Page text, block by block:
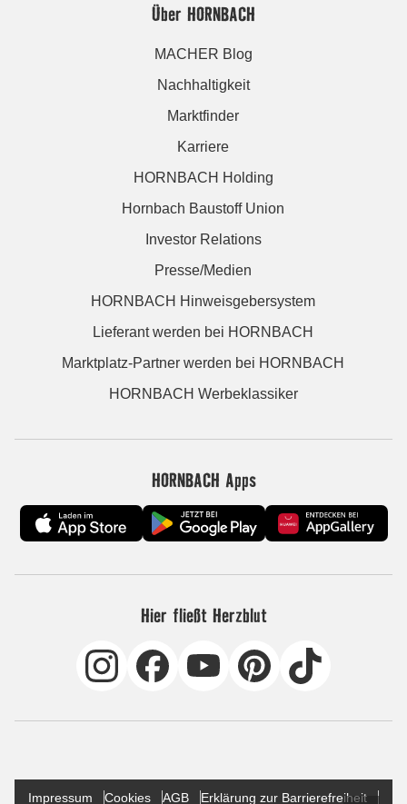
Über HORNBACH
MACHER Blog
Nachhaltigkeit
Marktfinder
Karriere
HORNBACH Holding
Hornbach Baustoff Union
Investor Relations
Presse/Medien
HORNBACH Hinweisgebersystem
Lieferant werden bei HORNBACH
Marktplatz-Partner werden bei HORNBACH
HORNBACH Werbeklassiker
HORNBACH Apps
Hier fließt Herzblut
Impressum Cookies AGB Erklärung zur Barrierefreiheit